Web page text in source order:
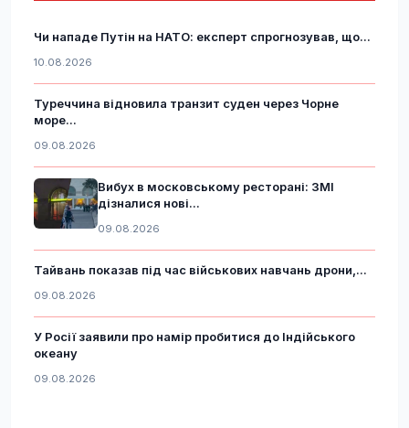
Чи нападе Путін на НАТО: експерт спрогнозував, що...
10.08.2026
Туреччина відновила транзит суден через Чорне
море...
09.08.2026
Вибух в московському ресторані: ЗМІ
дізналися нові...
09.08.2026
Тайвань показав під час військових навчань дрони,...
09.08.2026
У Росії заявили про намір пробитися до Індійського
океану
09.08.2026